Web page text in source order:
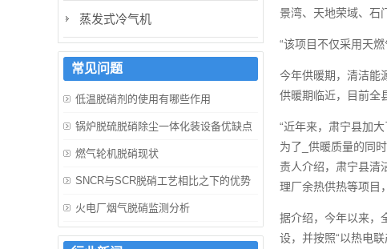
景湾、天地荣域、石
“该项目不仅采用天
今年供暖期，清洁能
供暖期临近，目前全
“近年来，肃宁县加
为了_供暖质量的同
责人介绍，肃宁县清
理厂余热供热等项目
据介绍，今年以来，
设，并按照“以热电
蒸发式冷气机
常见问题
低温脱硝剂的使用有哪些作用
锅炉脱硫脱硝除尘一体化装设备优缺点
燃气轮机脱硝现状
SNCR与SCR脱硝工艺相比之下的优势
火电厂烟气脱硝监测分析